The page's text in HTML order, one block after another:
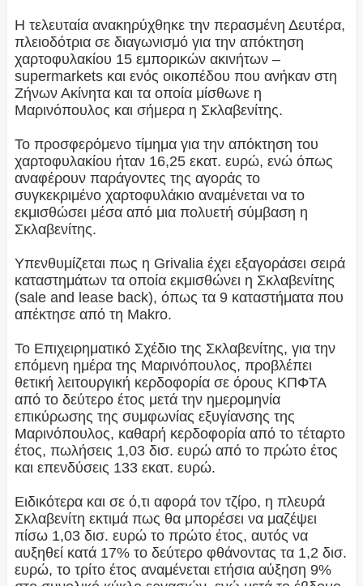
Η τελευταία ανακηρύχθηκε την περασμένη Δευτέρα,
πλειοδότρια σε διαγωνισμό για την απόκτηση
χαρτοφυλακίου 15 εμπορικών ακινήτων –
supermarkets και ενός οικοπέδου που ανήκαν στη
Ζήνων Ακίνητα και τα οποία μίσθωνε η
Μαρινόπουλος και σήμερα η Σκλαβενίτης.
Το προσφερόμενο τίμημα για την απόκτηση του
χαρτοφυλακίου ήταν 16,25 εκατ. ευρώ, ενώ όπως
αναφέρουν παράγοντες της αγοράς το
συγκεκριμένο χαρτοφυλάκιο αναμένεται να το
εκμισθώσει μέσα από μια πολυετή σύμβαση η
Σκλαβενίτης.
Υπενθυμίζεται πως η Grivalia έχει εξαγοράσει σειρά
καταστημάτων τα οποία εκμισθώνει η Σκλαβενίτης
(sale and lease back), όπως τα 9 καταστήματα που
απέκτησε από τη Makro.
Το Επιχειρηματικό Σχέδιο της Σκλαβενίτης, για την
επόμενη ημέρα της Μαρινόπουλος, προβλέπει
θετική λειτουργική κερδοφορία σε όρους ΚΠΦΤΑ
από το δεύτερο έτος μετά την ημερομηνία
επικύρωσης της συμφωνίας εξυγίανσης της
Μαρινόπουλος, καθαρή κερδοφορία από το τέταρτο
έτος, πωλήσεις 1,03 δισ. ευρώ από το πρώτο έτος
και επενδύσεις 133 εκατ. ευρώ.
Ειδικότερα και σε ό,τι αφορά τον τζίρο, η πλευρά
Σκλαβενίτη εκτιμά πως θα μπορέσει να μαζέψει
πίσω 1,03 δισ. ευρώ το πρώτο έτος, αυτός να
αυξηθεί κατά 17% το δεύτερο φθάνοντας τα 1,2 δισ.
ευρώ, το τρίτο έτος αναμένεται ετήσια αύξηση 9%